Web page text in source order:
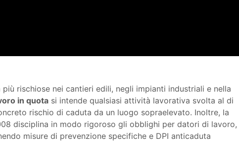
rischiose nei cantieri edili, negli impianti industriali e nella
in quota si intende qualsiasi attività lavorativa svolta al di
rischio di caduta da un luogo sopraelevato. Inoltre, la
disciplina in modo rigoroso gli obblighi per datori di lavoro,
misure di prevenzione specifiche e DPI anticaduta